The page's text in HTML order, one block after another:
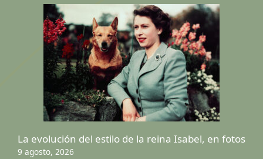
La evolución del estilo de la reina Isabel, en fotos
9 agosto, 2026